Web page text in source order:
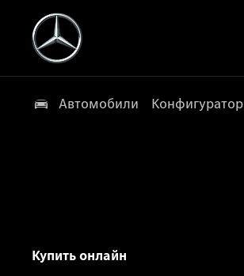
Автомобили Конфигуратор
Купить онлайн